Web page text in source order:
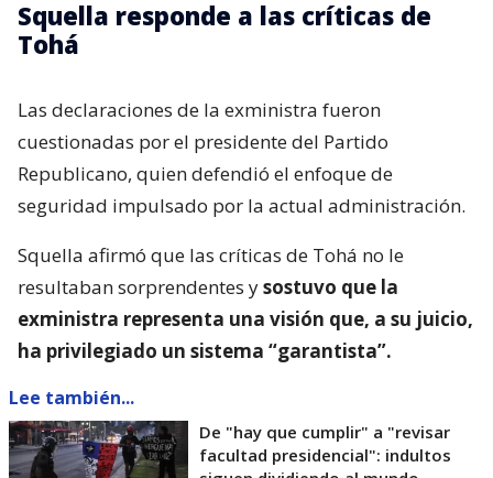
Squella responde a las críticas de
Tohá
Las declaraciones de la exministra fueron
cuestionadas por el presidente del Partido
Republicano, quien defendió el enfoque de
seguridad impulsado por la actual administración.
Squella afirmó que las críticas de Tohá no le
resultaban sorprendentes ysostuvo que la
exministra representa una visión que, a su juicio,
ha privilegiado un sistema “garantista”.
Lee también...
De "hay que cumplir" a "revisar
facultad presidencial": indultos